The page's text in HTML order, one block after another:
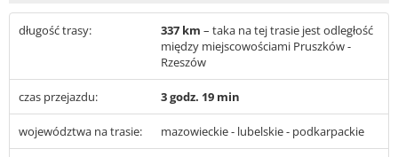
długość trasy: 337 km – taka na tej trasie jest odległość
między miejscowościami Pruszków -
Rzeszów
czas przejazdu: 3 godz. 19 min
województwa na trasie: mazowieckie - lubelskie - podkarpackie